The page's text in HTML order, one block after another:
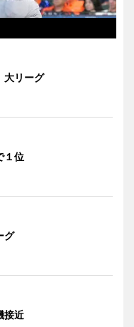
リーグ
１位
グ
接近